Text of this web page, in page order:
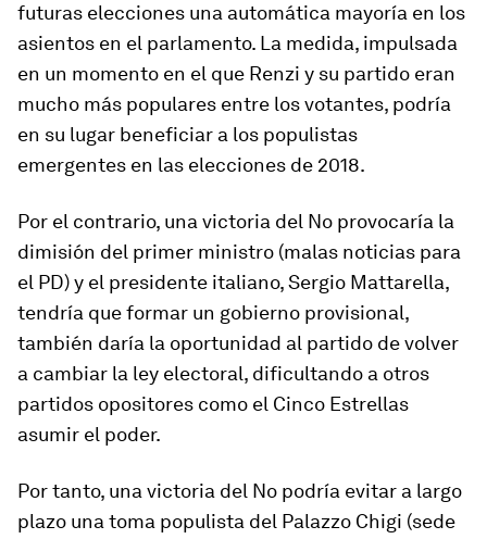
futuras elecciones una automática mayoría en los
asientos en el parlamento. La medida, impulsada
en un momento en el que Renzi y su partido eran
mucho más populares entre los votantes, podría
en su lugar beneficiar a los populistas
emergentes en las elecciones de 2018.
Por el contrario, una victoria del No provocaría la
dimisión del primer ministro (malas noticias para
el PD) y el presidente italiano, Sergio Mattarella,
tendría que formar un gobierno provisional,
también daría la oportunidad al partido de volver
a cambiar la ley electoral, dificultando a otros
partidos opositores como el Cinco Estrellas
asumir el poder.
Por tanto, una victoria del No podría evitar a largo
plazo una toma populista del Palazzo Chigi (sede